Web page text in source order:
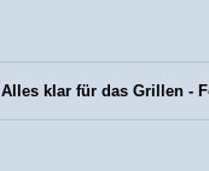
Alles klar für das Grillen -